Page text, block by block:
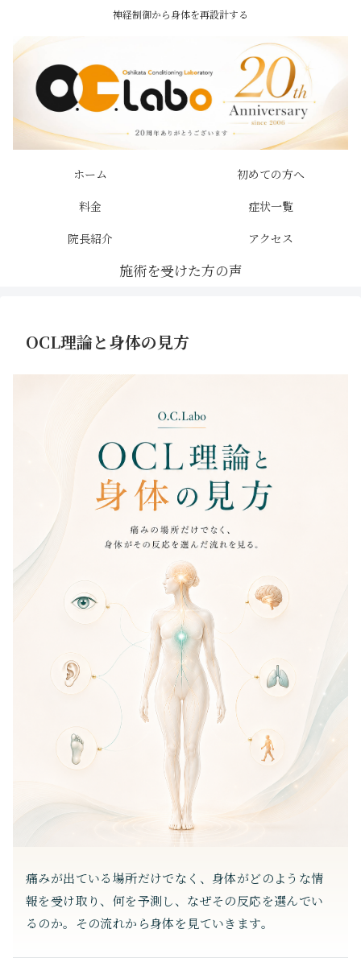
神経制御から身体を再設計する
ホーム
初めての方へ
料金
症状一覧
院長紹介
アクセス
OCL理論と身体の見方
OCL理論と身体の見方
痛みが出ている場所だけでなく、身体がどのような情
報を受け取り、何を予測し、なぜその反応を選んでい
るのか。その流れから身体を見ていきます。